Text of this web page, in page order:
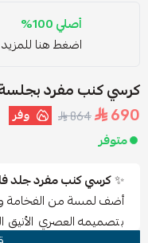
أصلي 100%
اضغط هنا
كرسي كنب مفرد
690
864 وفر
متوفر
✨كرسي كنب مفرد جلد
أضف لمسة من الفخامة
بتصميمه العصري الأنيق